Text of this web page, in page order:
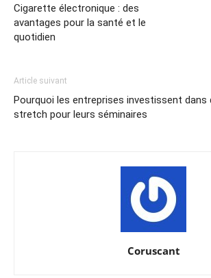
Cigarette électronique : des
avantages pour la santé et le
quotidien
Article suivant
Pourquoi les entreprises investissent dans
stretch pour leurs séminaires
Coruscant